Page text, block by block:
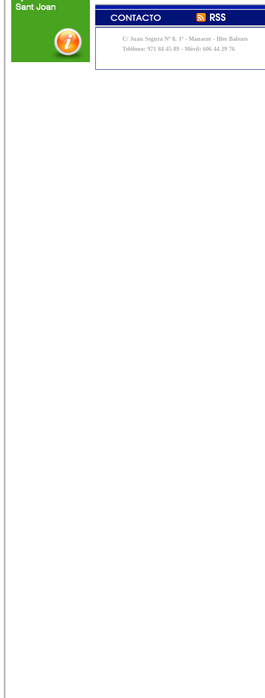
C/ Juan Segura Nº 8, 1º - Manacor - Illes Balears
Teléfono: 971 84 45 89 - Móvil: 606 44 29 76